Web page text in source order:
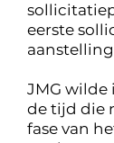
eerste
JMG
de tijd die
fase van